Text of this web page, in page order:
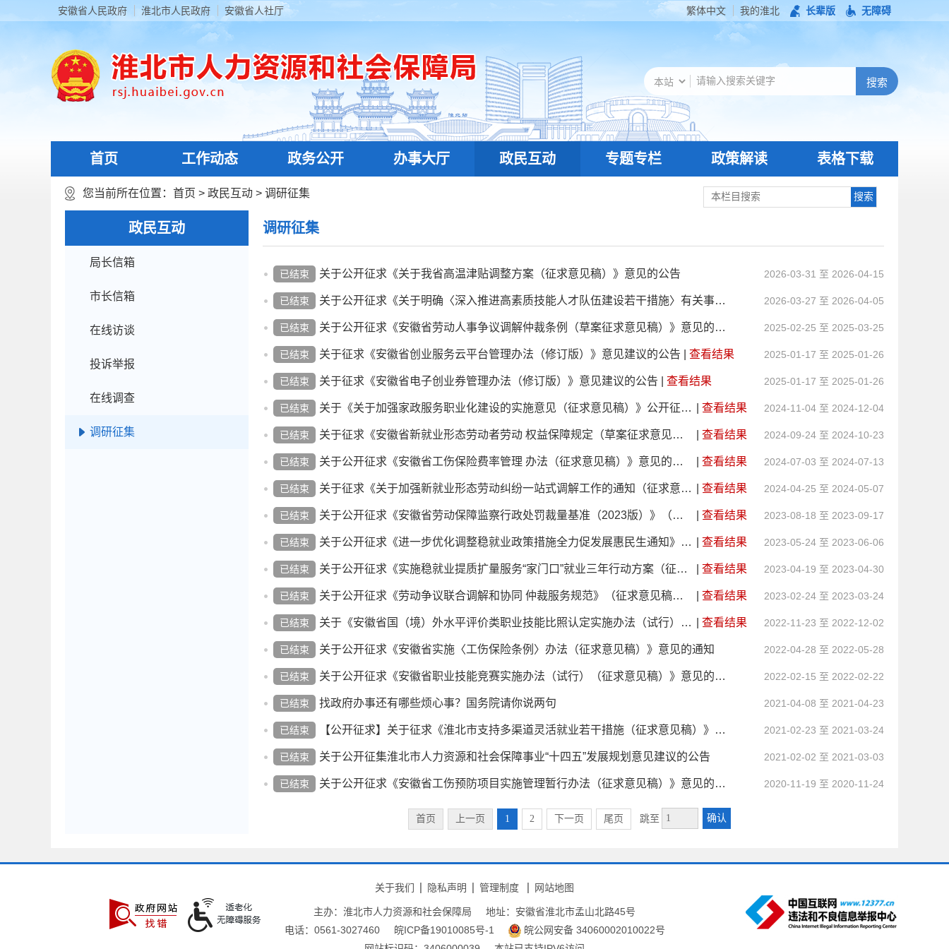
安徽省人民政府 淮北市人民政府 安徽省人社厅 繁体中文 我的淮北 长辈版 无障碍
首页 工作动态 政务公开 办事大厅 政民互动 专题专栏 政策解读 表格下载
您当前所在位置： 首页 > 政民互动 > 调研征集
政民互动
局长信箱
市长信箱
在线访谈
投诉举报
在线调查
调研征集
调研征集
已结束 关于公开征求《关于我省高温津贴调整方案（征求意见稿）》意见的公告 2026-03-31 至 2026-04-15
已结束 关于公开征求《关于明确〈深入推进高素质技能人才队伍建设若干措施〉有关事项的 通知（征求意见稿）》意见的公告 2026-03-27 至 2026-04-05
已结束 关于公开征求《安徽省劳动人事争议调解仲裁条例（草案征求意见稿）》意见的公告 2025-02-25 至 2025-03-25
已结束 关于征求《安徽省创业服务云平台管理办法（修订版）》意见建议的公告 查看结果 2025-01-17 至 2025-01-26
已结束 关于征求《安徽省电子创业券管理办法（修订版）》意见建议的公告 查看结果 2025-01-17 至 2025-01-26
已结束 关于《关于加强家政服务职业化建设的实施意见（征求意见稿）》公开征求意见的公告 查看结果 2024-11-04 至 2024-12-04
已结束 关于征求《安徽省新就业形态劳动者劳动 权益保障规定（草案征求意见稿）》意见的公告 查看结果 2024-09-24 至 2024-10-23
已结束 关于公开征求《安徽省工伤保险费率管理 办法（征求意见稿）》意见的公告 查看结果 2024-07-03 至 2024-07-13
已结束 关于征求《关于加强新就业形态劳动纠纷一站式调解工作的通知（征求意见稿）》意见的公告 查看结果 2024-04-25 至 2024-05-07
已结束 关于公开征求《安徽省劳动保障监察行政处罚裁量基准（2023版）》（征求意见稿） 查看结果 2023-08-18 至 2023-09-17
已结束 关于公开征求《进一步优化调整稳就业政策措施全力促发展惠民生通知》意见的公告 查看结果 2023-05-24 至 2023-06-06
已结束 关于公开征求《实施稳就业提质扩量服务“家门口”就业三年行动方案（征求意见稿）》意见的公告 查看结果 2023-04-19 至 2023-04-30
已结束 关于公开征求《劳动争议联合调解和协同 仲裁服务规范》（征求意见稿）意见的通知 查看结果 2023-02-24 至 2023-03-24
已结束 关于《安徽省国（境）外水平评价类职业技能比照认定实施办法（试行）》（征求意见稿）公开征求意见的公告 查看结果 2022-11-23 至 2022-12-02
已结束 关于公开征求《安徽省实施〈工伤保险条例〉办法（征求意见稿）》意见的通知 2022-04-28 至 2022-05-28
已结束 关于公开征求《安徽省职业技能竞赛实施办法（试行）（征求意见稿）》意见的公告 2022-02-15 至 2022-02-22
已结束 找政府办事还有哪些烦心事？国务院请你说两句 2021-04-08 至 2021-04-23
已结束 【公开征求】关于征求《淮北市支持多渠道灵活就业若干措施（征求意见稿）》意见的公告 2021-02-23 至 2021-03-24
已结束 关于公开征集淮北市人力资源和社会保障事业“十四五”发展规划意见建议的公告 2021-02-02 至 2021-03-03
已结束 关于公开征求《安徽省工伤预防项目实施管理暂行办法（征求意见稿）》意见的公告 2020-11-19 至 2020-11-24
首页 上一页 1 2 下一页 尾页 跳至 确认
关于我们 隐私声明 管理制度 网站地图
主办：淮北市人力资源和社会保障局
地址：安徽省淮北市孟山北路45号
电话：0561-3027460
皖ICP备19010085号-1
皖公网安备 34060002010022号